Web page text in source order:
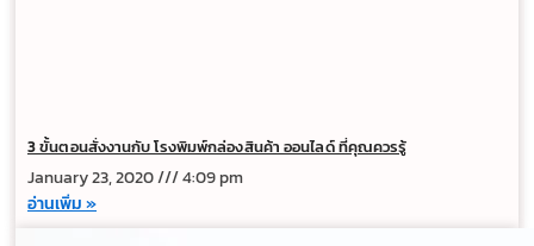
3 ขั้นตอนสั่งงานกับ โรงพิมพ์กล่องสินค้า ออนไลด์ ที่คุณควรรู้
January 23, 2020
4:09 pm
อ่านเพิ่ม »